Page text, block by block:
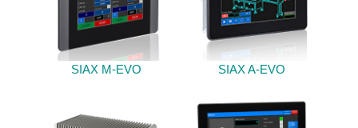
SIAX M-EVO SIAX A-EVO